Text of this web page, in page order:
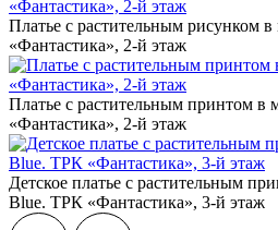
Платье с растительным рисунком
«Фантастика», 2-й этаж
Платье с растительным принтом в
«Фантастика», 2-й этаж
Детское платье с растительным
Blue. ТРК «Фантастика», 3-й этаж